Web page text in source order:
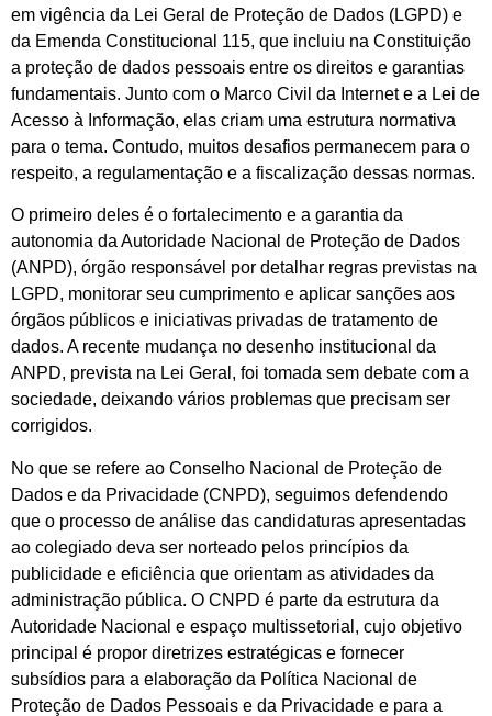
em vigência da Lei Geral de Proteção de Dados (LGPD) e
da Emenda Constitucional 115, que incluiu na Constituição
a proteção de dados pessoais entre os direitos e garantias
fundamentais. Junto com o Marco Civil da Internet e a Lei de
Acesso à Informação, elas criam uma estrutura normativa
para o tema. Contudo, muitos desafios permanecem para o
respeito, a regulamentação e a fiscalização dessas normas.
O primeiro deles é o fortalecimento e a garantia da
autonomia da Autoridade Nacional de Proteção de Dados
(ANPD), órgão responsável por detalhar regras previstas na
LGPD, monitorar seu cumprimento e aplicar sanções aos
órgãos públicos e iniciativas privadas de tratamento de
dados. A recente mudança no desenho institucional da
ANPD, prevista na Lei Geral, foi tomada sem debate com a
sociedade, deixando vários problemas que precisam ser
corrigidos.
No que se refere ao Conselho Nacional de Proteção de
Dados e da Privacidade (CNPD), seguimos defendendo
que o processo de análise das candidaturas apresentadas
ao colegiado deva ser norteado pelos princípios da
publicidade e eficiência que orientam as atividades da
administração pública. O CNPD é parte da estrutura da
Autoridade Nacional e espaço multissetorial, cujo objetivo
principal é propor diretrizes estratégicas e fornecer
subsídios para a elaboração da Política Nacional de
Proteção de Dados Pessoais e da Privacidade e para a